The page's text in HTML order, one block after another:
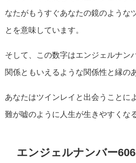
なたがもうすぐあなたの鏡のような
とを意味しています。
そして、この数字はエンジェルナン
関係ともいえるような関係性と縁の
あなたはツインレイと出会うことに
難が嘘のように人生が生きやすくな
エンジェルナンバー